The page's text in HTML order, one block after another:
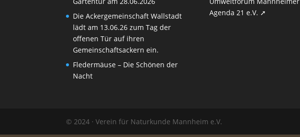
Die Ackergemeinschaft Wallstadt
lädt am 13.06.26 zum Tag der
offenen Tür auf ihren
Gemeinschaftsackern ein.
Fledermäuse – Die Schönen der
Nacht
Agenda 21 e.V. ➚
© 2024 · Verein für Naturkunde Mannheim e.V.